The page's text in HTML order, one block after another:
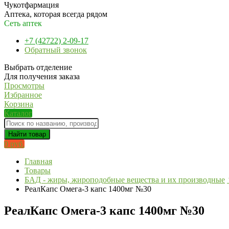
Чукотфармация
Аптека, которая всегда рядом
Сеть аптек
+7 (42722) 2-09-17
Обратный звонок
Выбрать отделение
Для получения заказа
Просмотры
Избранное
Корзина
Каталог
Найти товар
0 руб.
Главная
Товары
БАД - жиры, жироподобные вещества и их производные
РеалКапс Омега-3 капс 1400мг №30
РеалКапс Омега-3 капс 1400мг №30